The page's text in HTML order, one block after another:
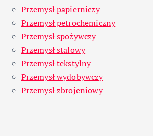
Przemysł papierniczy
Przemysł petrochemiczny
Przemysł spożywczy
Przemysł stalowy
Przemysł tekstylny
Przemysł wydobywczy
Przemysł zbrojeniowy